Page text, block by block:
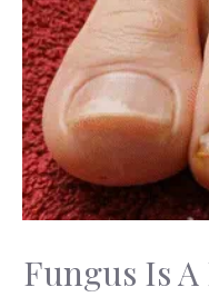
Fungus Is